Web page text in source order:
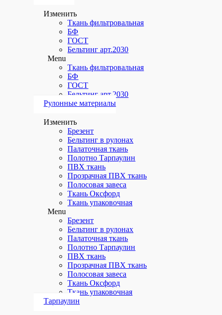
Изменить
Ткань фильтровальная
БФ
ГОСТ
Бельтинг арт.2030
Menu
Ткань фильтровальная
БФ
ГОСТ
Бельтинг арт.2030
Рулонные материалы
Изменить
Брезент
Бельтинг в рулонах
Палаточная ткань
Полотно Тарпаулин
ПВХ ткань
Прозрачная ПВХ ткань
Полосовая завеса
Ткань Оксфорд
Ткань упаковочная
Menu
Брезент
Бельтинг в рулонах
Палаточная ткань
Полотно Тарпаулин
ПВХ ткань
Прозрачная ПВХ ткань
Полосовая завеса
Ткань Оксфорд
Ткань упаковочная
Тарпаулин